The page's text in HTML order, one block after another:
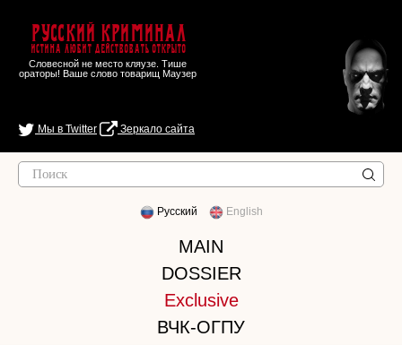
Русский Криминал
Истина любит действовать открыто
Словесной не место кляузе. Тише
ораторы! Ваше слово товарищ Маузер
Мы в Twitter Зеркало сайта
Русский English
MAIN
DOSSIER
Exclusive
ВЧК-ОГПУ